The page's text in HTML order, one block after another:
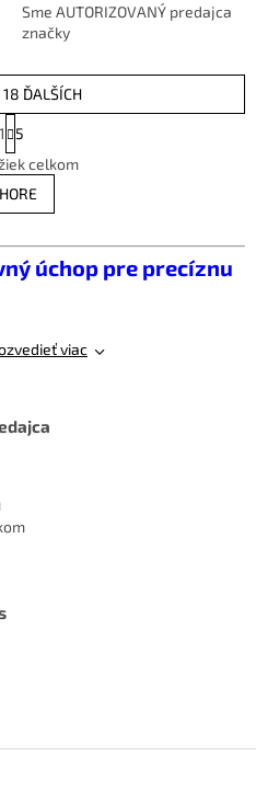
Sme AUTORIZOVANÝ predajca
značky
O
v
l
á
c
r
y
s
ĎALŠÍCH
S
t
r
á
n
k
v
a
1
5
celkom
HORE
úchop pre precíznu
viac